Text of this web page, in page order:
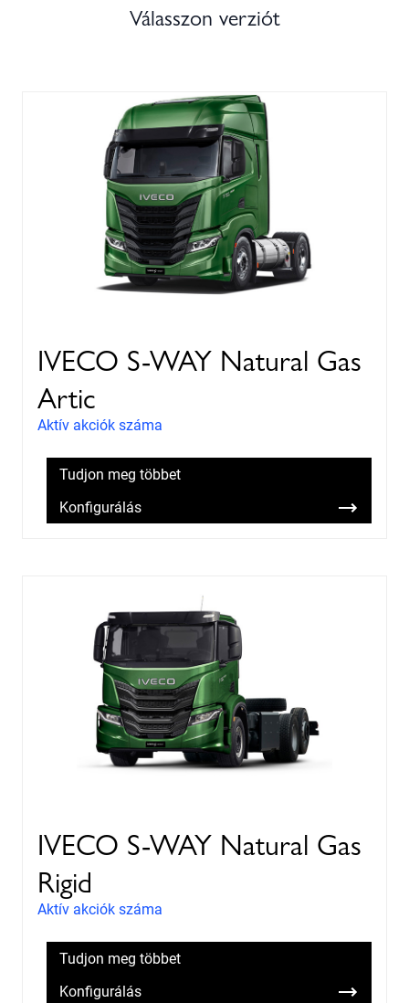
Válasszon verziót
IVECO S-WAY Natural Gas
Artic
Aktív akciók száma
Tudjon meg többet
Konfigurálás
IVECO S-WAY Natural Gas
Rigid
Aktív akciók száma
Tudjon meg többet
Konfigurálás